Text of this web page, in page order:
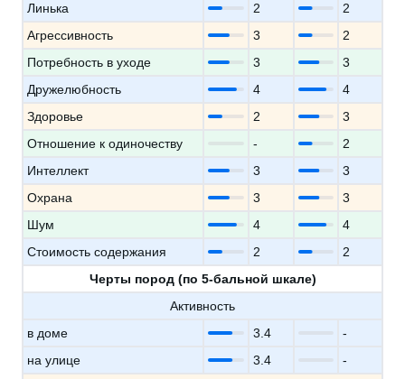
Линька 2
2
Агрессивность
3
2
Потребность в уходе
3
3
Дружелюбность
4
4
Здоровье
2
3
Отношение к одиночеству
-
2
Интеллект
3
3
Охрана
3
3
Шум
4
4
Стоимость содержания
2
2
Черты пород (по 5-бальной шкале)
Активность
в доме
3.4
-
на улице
3.4
-